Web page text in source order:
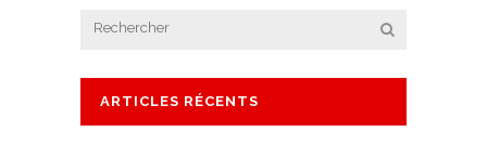
ARTICLES RÉCENTS